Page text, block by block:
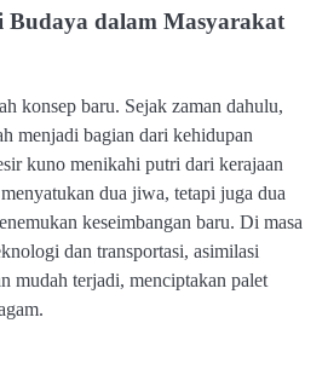
Budaya dalam Masyarakat
konsep baru. Sejak zaman dahulu,
menjadi bagian dari kehidupan
kuno menikahi putri dari kerajaan
dua jiwa, tetapi juga dua
keseimbangan baru. Di masa
dan transportasi, asimilasi
mudah terjadi, menciptakan palet